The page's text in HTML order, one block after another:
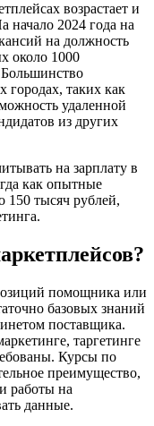
возрастает и
начало 2024 года на
на должность
около 1000
городах, таких как
удаленной
из других
на зарплату в
как опытные
150 тысяч рублей,
помощника или
базовых знаний
поставщика.
таргетинге
Курсы по
преимущество,
работы на
данные.